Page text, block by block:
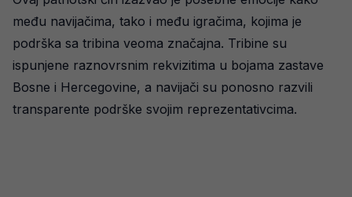
među navijačima, tako i među igračima, kojima je
podrška sa tribina veoma značajna. Tribine su
ispunjene raznovrsnim rekvizitima u bojama zastave
Bosne i Hercegovine, a navijači su ponosno razvili
transparente podrške svojim reprezentativcima.